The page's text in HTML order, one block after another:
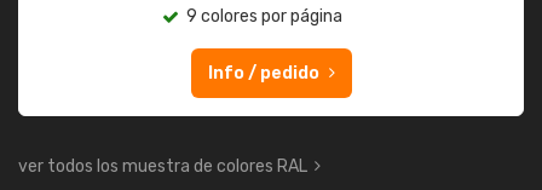
9 colores por página
Info / pedido
ver todos los muestra de colores RAL